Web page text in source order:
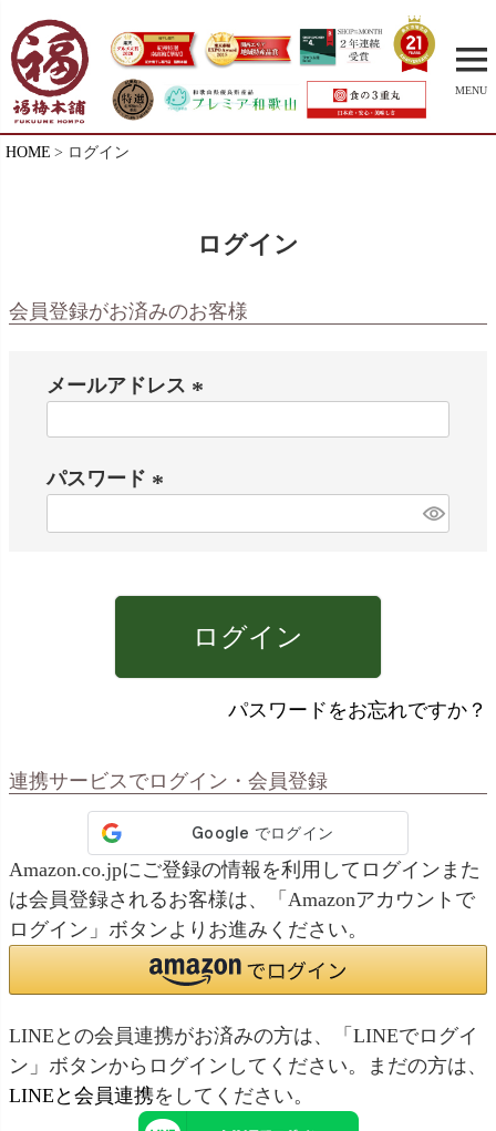
MENU
HOME ログイン
ログイン
会員登録がお済みのお客様
メールアドレス
パスワード
ログイン
パスワードをお忘れですか？
連携サービスでログイン・会員登録
Amazon.co.jpにご登録の情報を利用してログインまた
は会員登録されるお客様は、「Amazonアカウントで
ログイン」ボタンよりお進みください。
LINEとの会員連携がお済みの方は、「LINEでログイ
ン」ボタンからログインしてください。まだの方は、
LINEと会員連携をしてください。